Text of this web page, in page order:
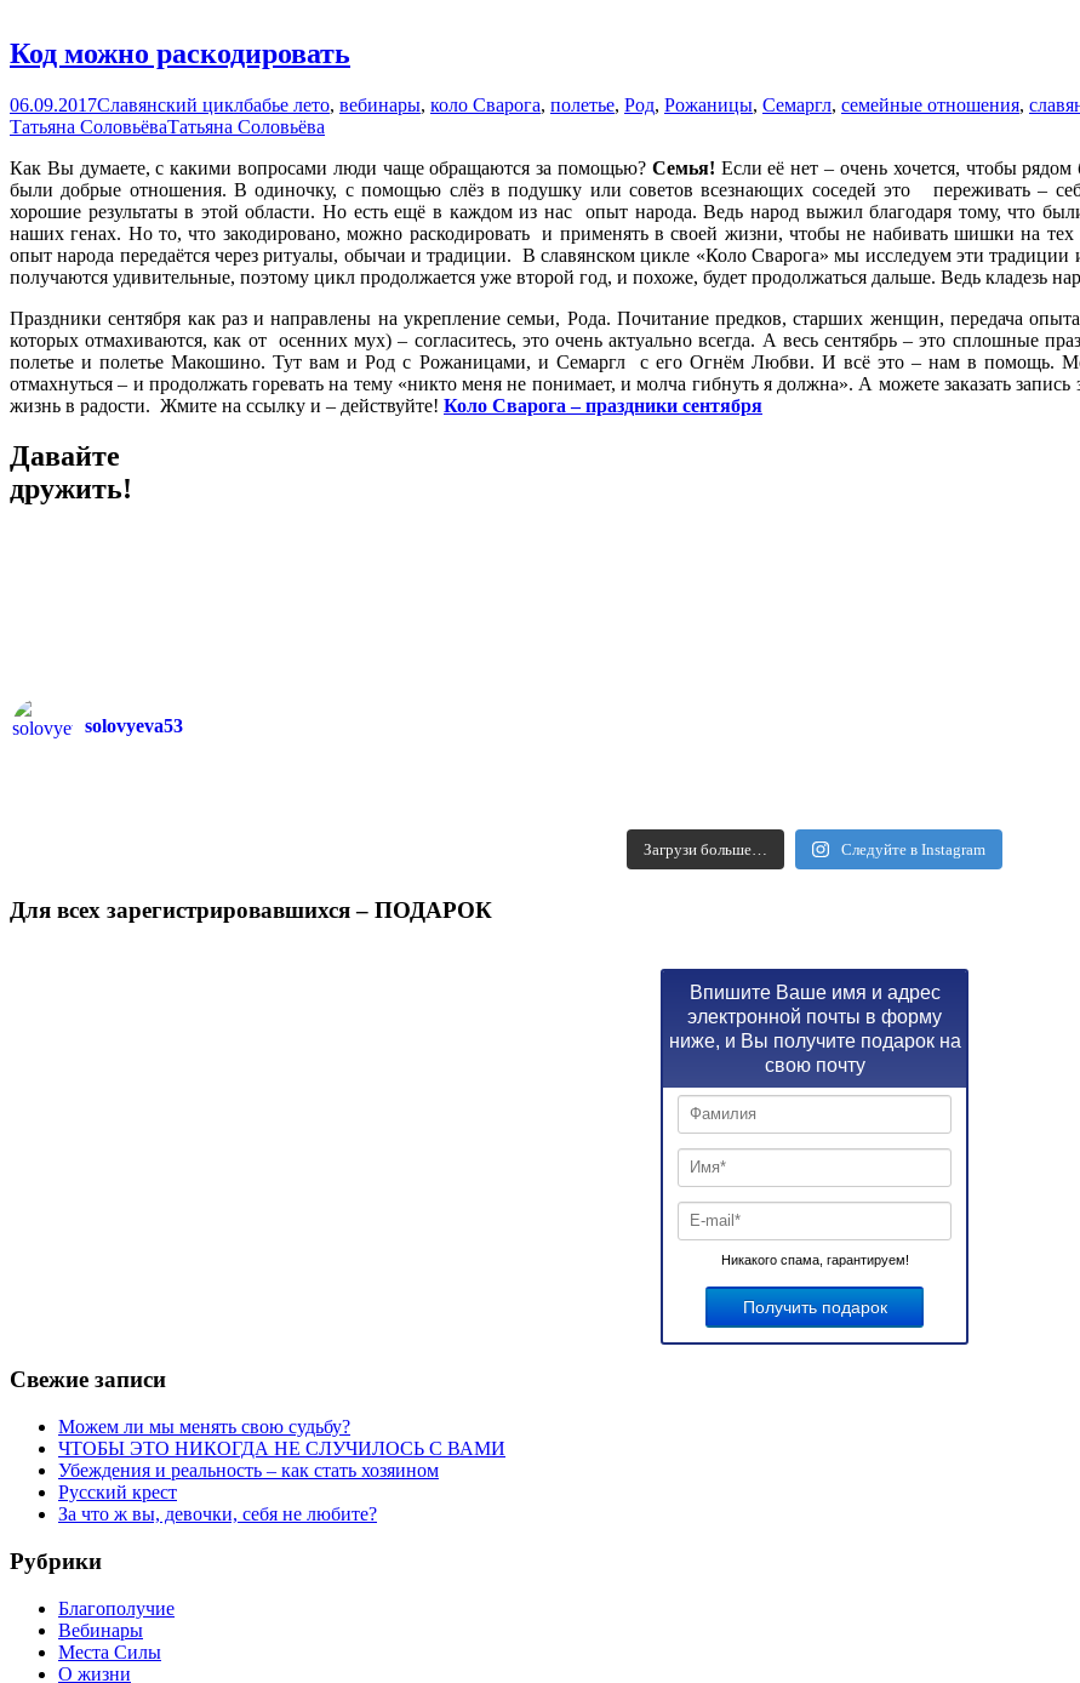
Код можно раскодировать
06.09.2017Славянский циклбабье лето, вебинары, коло Сварога, полетье, Род, Рожаницы, Семаргл, семейные отношения,
Татьяна СоловьёваТатьяна Соловьёва
Как Вы думаете, с какими вопросами люди чаще обращаются за помощью? Семья! Если её нет – очень хочется, чтобы
были добрые отношения. В одиночку, с помощью слёз в подушку или советов всезнающих соседей это переживать –
хорошие результаты в этой области. Но есть ещё в каждом из нас опыт народа. Ведь народ выжил благодаря тому, что
наших генах. Но то, что закодировано, можно раскодировать и применять в своей жизни, чтобы не набивать шишки на
опыт народа передаётся через ритуалы, обычаи и традиции. В славянском цикле «Коло Сварога» мы исследуем эти
получаются удивительные, поэтому цикл продолжается уже второй год, и похоже, будет продолжаться дальше. Ведь кладезь
Праздники сентября как раз и направлены на укрепление семьи, Рода. Почитание предков, старших женщин, передача
которых отмахиваются, как от осенних мух) – согласитесь, это очень актуально всегда. А весь сентябрь – это сплошные
полетье и полетье Макошино. Тут вам и Род с Рожаницами, и Семаргл с его Огнём Любви. И всё это – нам в помощь.
отмахнуться – и продолжать горевать на тему «никто меня не понимает, и молча гибнуть я должна». А можете заказать
жизнь в радости. Жмите на ссылку и – действуйте! Коло Сварога – праздники сентября
Давайте
дружить!
solovyeva53
Загрузи больше… Следуйте в Instagram
Для всех зарегистрировавшихся – ПОДАРОК
Впишите Ваше имя и адрес
электронной почты в форму
ниже, и Вы получите подарок на
свою почту
Никакого спама, гарантируем!
Свежие записи
Можем ли мы менять свою судьбу?
ЧТОБЫ ЭТО НИКОГДА НЕ СЛУЧИЛОСЬ С ВАМИ
Убеждения и реальность – как стать хозяином
Русский крест
За что ж вы, девочки, себя не любите?
Рубрики
Благополучие
Вебинары
Места Силы
О жизни